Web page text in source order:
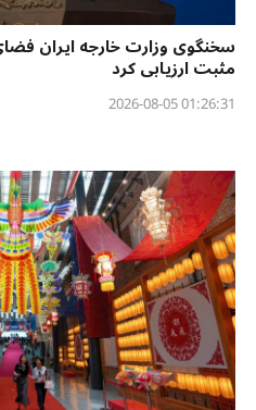
سخنگوی وزارت خارجه ایران
مثبت ارزیابی کرد
01:26:31 2026-08-05